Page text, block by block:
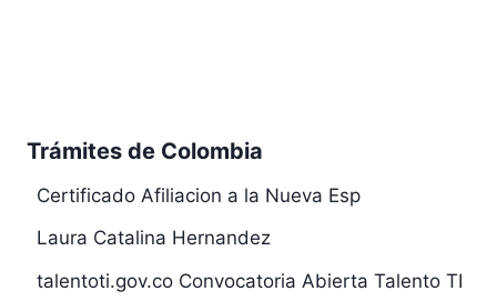
Trámites de Colombia
Certificado Afiliacion a la Nueva Esp
Laura Catalina Hernandez
talentoti.gov.co Convocatoria Abierta Talento TI